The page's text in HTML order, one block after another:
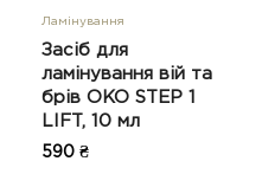
Ламінування
Засіб для
ламінування вій та
брів OKO STEP 1
LIFT, 10 мл
590 ₴